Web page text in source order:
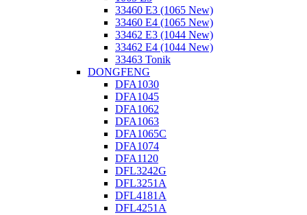
33460 E3 (1065 New)
33460 E4 (1065 New)
33462 E3 (1044 New)
33462 E4 (1044 New)
33463 Tonik
DONGFENG
DFA1030
DFA1045
DFA1062
DFA1063
DFA1065C
DFA1074
DFA1120
DFL3242G
DFL3251A
DFL4181A
DFL4251A